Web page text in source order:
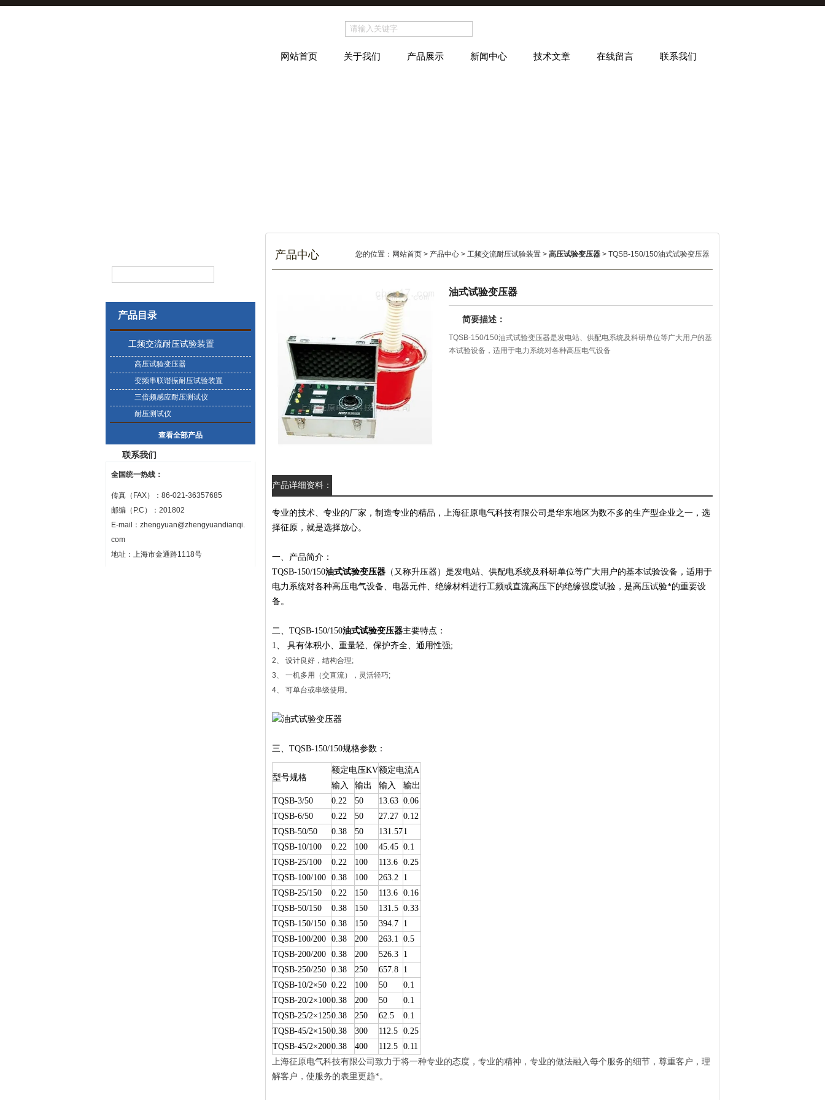
网站首页 关于我们 产品展示 新闻中心 技术文章 在线留言 联系我们
产品目录
工频交流耐压试验装置
高压试验变压器
变频串联谐振耐压试验装置
三倍频感应耐压测试仪
耐压测试仪
查看全部产品
联系我们
全国统一热线：
传真（FAX）：86-021-36357685
邮编（P.C）：201802
E-mail： zhengyuan@zhengyuandianqi.
com
地址：上海市金通路1118号
产品中心 您的位置： 网站首页 > 产品中心 > 工频交流耐压试验装置 > 高压试验变压器 > TQSB-150/150油式试验变压器
油式试验变压器
简要描述：
TQSB-150/150油式试验变压器是发电站、供配电系统及科研单位等广大用户的基
本试验设备，适用于电力系统对各种高压电气设备
产品详细资料：
专业的技术、专业的厂家，制造专业的精品，上海征原电气科技有限公司是华东地区为数不多的生产型企业之一，选
择征原，就是选择放心。
一、产品简介：
TQSB-150/150油式试验变压器 （又称升压器）是发电站、供配电系统及科研单位等广大用户的基本试验设备，适用于
电力系统对各种高压电气设备、电器元件、绝缘材料进行工频或直流高压下的绝缘强度试验，是高压试验*的重要设
备。
二、TQSB-150/150油式试验变压器主要特点：
1、 具有体积小、重量轻、保护齐全、通用性强;
2、 设计良好，结构合理;
3、 一机多用（交直流），灵活轻巧;
4、 可单台或串级使用。
三、TQSB-150/150规格参数：
型号规格
额定电压KV额定电流A
输入
输出 输入
输出
TQSB-3/50
0.22 50 13.63 0.06
TQSB-6/50
0.22 50 27.27 0.12
TQSB-50/50
0.38 50 131.571
TQSB-10/100
0.22 100 45.45 0.1
TQSB-25/100
0.22 100 113.6 0.25
TQSB-100/100 0.38 100 263.2 1
TQSB-25/150
0.22 150 113.6 0.16
TQSB-50/150
0.38 150 131.5 0.33
TQSB-150/150 0.38 150 394.7 1
TQSB-100/200 0.38 200 263.1 0.5
TQSB-200/200 0.38 200 526.3 1
TQSB-250/250 0.38 250 657.8 1
TQSB-10/2×50 0.22 100 50
0.1
TQSB-20/2×1000.38 200 50
0.1
TQSB-25/2×1250.38 250 62.5
0.1
TQSB-45/2×1500.38 300 112.5 0.25
TQSB-45/2×2000.38 400 112.5 0.11
上海征原电气科技有限公司致力于将一种专业的态度，专业的精神，专业的做法融入每个服务的细节，尊重客户，理
解客户，使服务的表里更趋*。